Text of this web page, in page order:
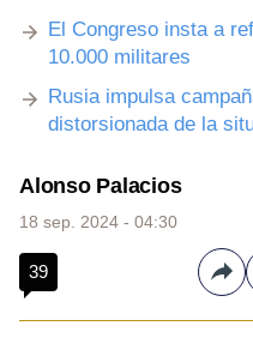
El Congreso insta a
10.000 militares
Rusia impulsa
distorsionada de la
Alonso Palacios
18 sep. 2024 - 04:30
39